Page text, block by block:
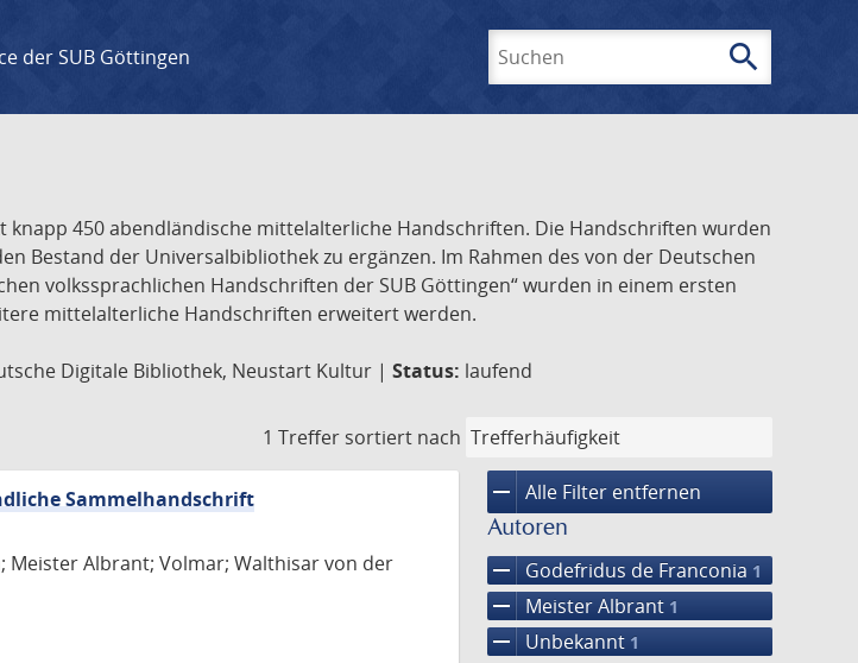
der SUB Göttingen search
450 abendländische mittelalterliche Handschriften. Die Handschriften wurden
Bestand der Universalbibliothek zu ergänzen. Im Rahmen des von der Deutschen
volkssprachlichen Handschriften der SUB Göttingen“ wurden in einem ersten
mittelalterliche Handschriften erweitert werden.
Digitale Bibliothek, Neustart Kultur | Status: laufend
1 Treffer sortiert nach
remove Alle Filter entfernen
Autoren
remove Godefridus de Franconia 1
remove Meister Albrant 1
remove Unbekannt 1
Sammelhandschrift
Meister Albrant; Volmar; Walthisar von der